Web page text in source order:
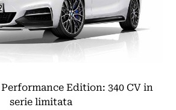
Edition: 340 CV in
serie limitata